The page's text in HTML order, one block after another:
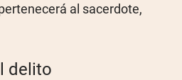
al sacerdote,
delito